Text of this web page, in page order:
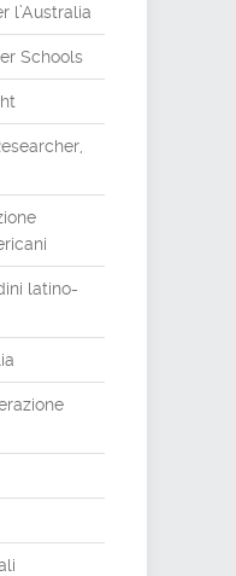
l’Australia
Schools
latino-